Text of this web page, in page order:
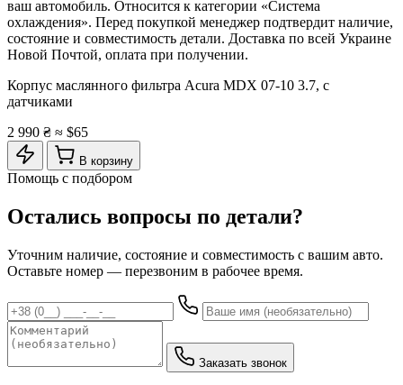
ваш автомобиль. Относится к категории «Система
охлаждения». Перед покупкой менеджер подтвердит наличие,
состояние и совместимость детали. Доставка по всей Украине
Новой Почтой, оплата при получении.
Корпус маслянного фильтра Acura MDX 07-10 3.7, с
датчиками
2 990 ₴ ≈ $65
В корзину
Помощь с подбором
Остались вопросы по детали?
Уточним наличие, состояние и совместимость с вашим авто.
Оставьте номер — перезвоним в рабочее время.
Заказать звонок